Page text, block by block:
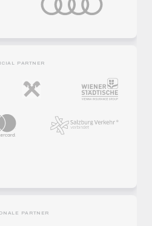
PARTNER
PARTNER